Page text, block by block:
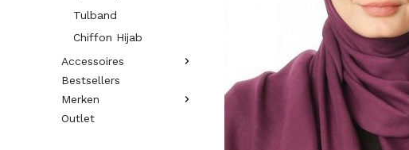
Tulband
Chiffon Hijab
Accessoires
Bestsellers
Merken
Outlet